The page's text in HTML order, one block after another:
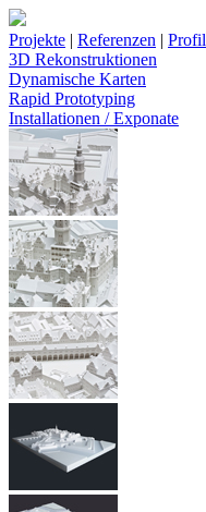
Projekte | Referenzen | Profil
3D Rekonstruktionen
Dynamische Karten
Rapid Prototyping
Installationen / Exponate